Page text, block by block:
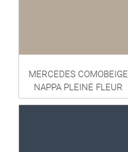
MERCEDES COMOBEIGE
NAPPA PLEINE FLEUR